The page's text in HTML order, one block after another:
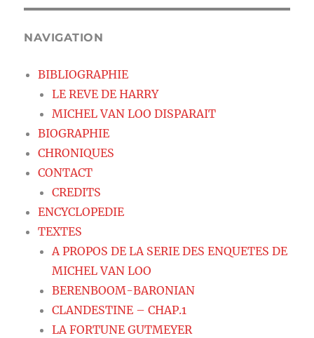
NAVIGATION
BIBLIOGRAPHIE
LE REVE DE HARRY
MICHEL VAN LOO DISPARAIT
BIOGRAPHIE
CHRONIQUES
CONTACT
CREDITS
ENCYCLOPEDIE
TEXTES
A PROPOS DE LA SERIE DES ENQUETES DE
MICHEL VAN LOO
BERENBOOM-BARONIAN
CLANDESTINE – CHAP.1
LA FORTUNE GUTMEYER